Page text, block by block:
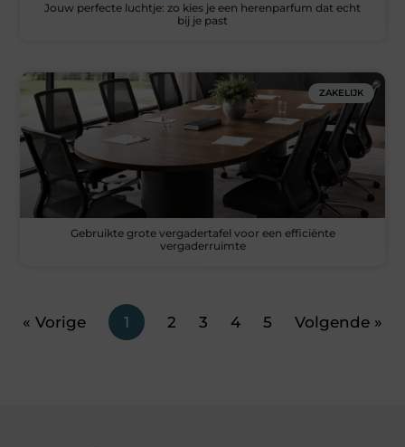
Jouw perfecte luchtje: zo kies je een herenparfum dat echt
bij je past
ZAKELIJK
Gebruikte grote vergadertafel voor een efficiënte
vergaderruimte
« Vorige 1 2 3 4 5 Volgende »